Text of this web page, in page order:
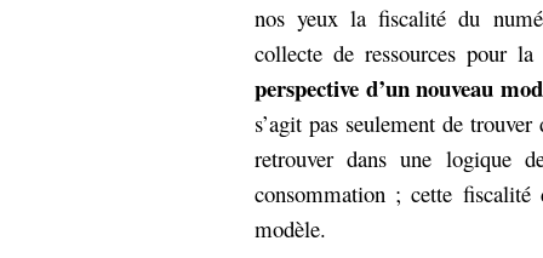
nos yeux la fiscalité du
collecte de ressources pour
perspective d’un nouveau
s’agit pas seulement de
retrouver dans une logique
consommation ; cette
modèle.